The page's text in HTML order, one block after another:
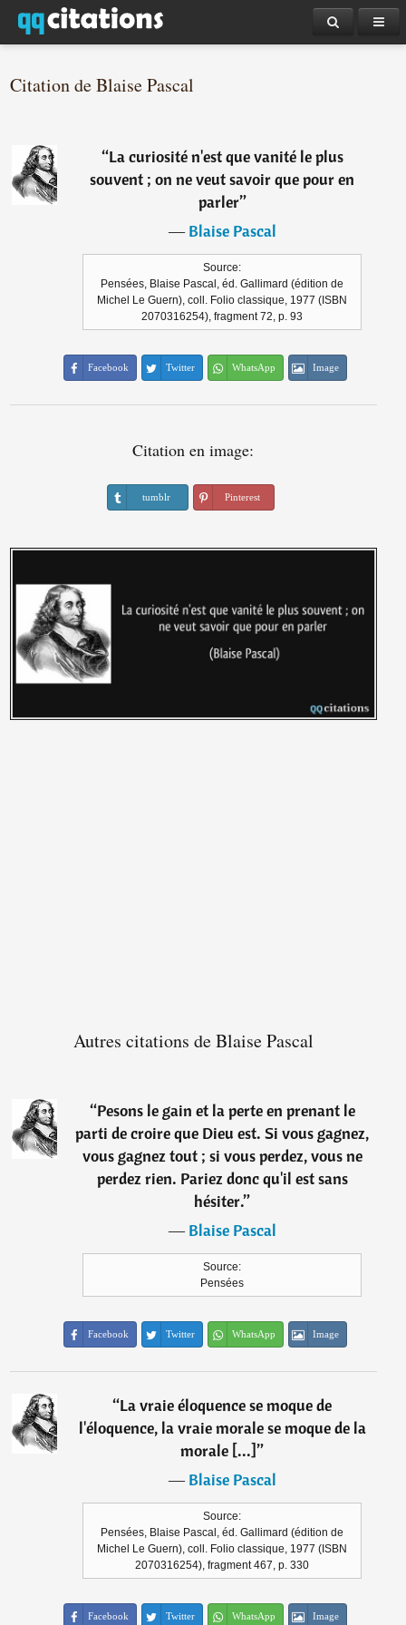
Citation de Blaise Pascal
“La curiosité n'est que vanité le plus
souvent ; on ne veut savoir que pour en
parler”
―Blaise Pascal
Source:
Pensées, Blaise Pascal, éd. Gallimard (édition de
Michel Le Guern), coll. Folio classique, 1977 (ISBN
2070316254), fragment 72, p. 93
Facebook Twitter WhatsApp Image
Citation en image:
tumblr Pinterest
Autres citations de Blaise Pascal
“Pesons le gain et la perte en prenant le
parti de croire que Dieu est. Si vous gagnez,
vous gagnez tout ; si vous perdez, vous ne
perdez rien. Pariez donc qu'il est sans
hésiter.”
―Blaise Pascal
Source:
Pensées
Facebook Twitter WhatsApp Image
“La vraie éloquence se moque de
l'éloquence, la vraie morale se moque de la
morale [...]”
―Blaise Pascal
Source:
Pensées, Blaise Pascal, éd. Gallimard (édition de
Michel Le Guern), coll. Folio classique, 1977 (ISBN
2070316254), fragment 467, p. 330
Facebook Twitter WhatsApp Image